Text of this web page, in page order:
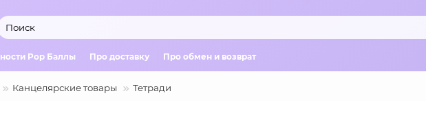
Pop Баллы Про доставку Про обмен и возврат
Канцелярские товары Тетради